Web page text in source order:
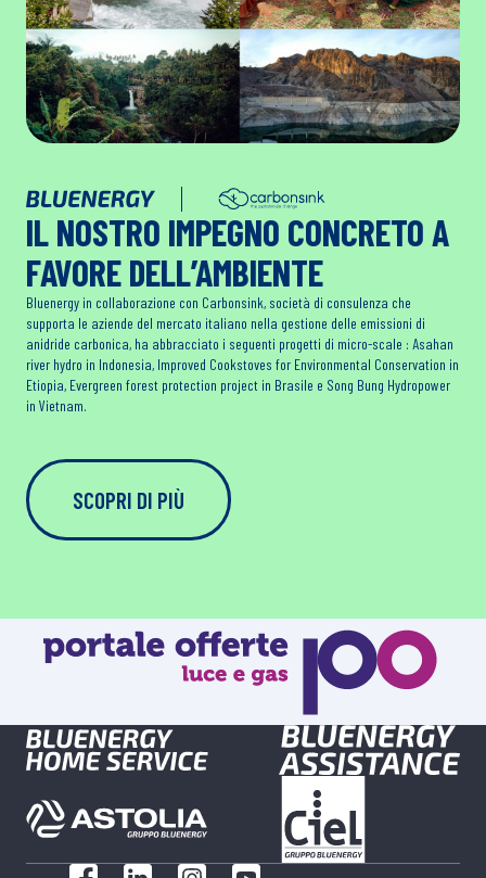
IL NOSTRO IMPEGNO CONCRETO A
FAVORE DELL’AMBIENTE
Bluenergy in collaborazione con Carbonsink, società di consulenza che
supporta le aziende del mercato italiano nella gestione delle emissioni di
anidride carbonica, ha abbracciato i seguenti progetti di micro-scale : Asahan
river hydro in Indonesia, Improved Cookstoves for Environmental Conservation in
Etiopia, Evergreen forest protection project in Brasile e Song Bung Hydropower
in Vietnam.
SCOPRI DI PIÙ